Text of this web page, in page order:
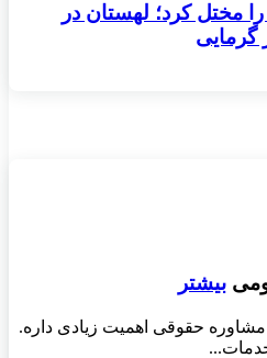
مختل کرد؛ لهستان در
گرمایی
بیشتر
حقوقی اهمیت زیادی داره.